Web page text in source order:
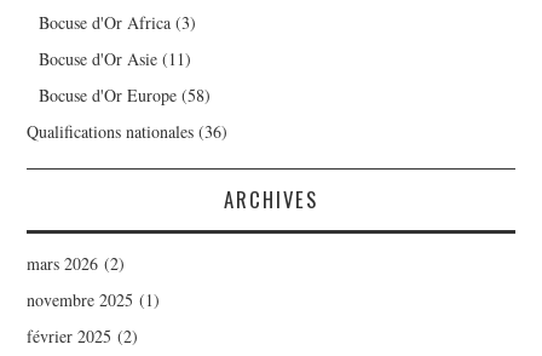
Bocuse d'Or Africa (3)
Bocuse d'Or Asie (11)
Bocuse d'Or Europe (58)
Qualifications nationales (36)
ARCHIVES
mars 2026 (2)
novembre 2025 (1)
février 2025 (2)